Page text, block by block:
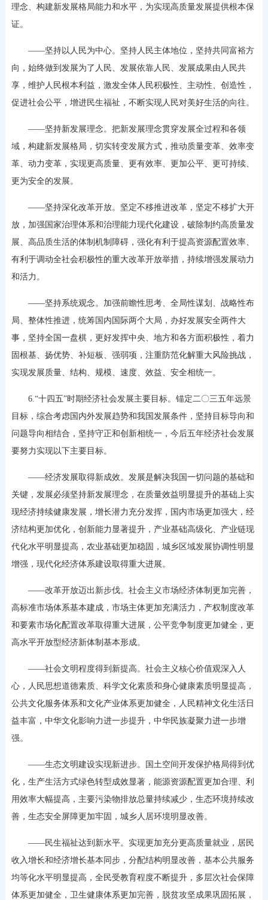
理念、构建新发展格局能力和水平，为实现高质量发展提供根本保
证。
——坚持以人民为中心。坚持人民主体地位，坚持共同富裕方
向，始终做到发展为了人民、发展依靠人民、发展成果由人民共
享，维护人民根本利益，激发全体人民积极性、主动性、创造性，
促进社会公平，增进民生福祉，不断实现人民对美好生活的向往。
——坚持新发展理念。把新发展理念贯穿发展全过程和各领
域，构建新发展格局，切实转变发展方式，推动质量变革、效率变
革、动力变革，实现更高质量、更有效率、更加公平、更可持续、
更为安全的发展。
——坚持深化改革开放。坚定不移推进改革，坚定不移扩大开
放，加强国家治理体系和治理能力现代化建设，破除制约高质量发
展、高品质生活的体制机制障碍，强化有利于提高资源配置效率、
有利于调动全社会积极性的重大改革开放举措，持续增强发展动力
和活力。
——坚持系统观念。加强前瞻性思考、全局性谋划、战略性布
局、整体性推进，统筹国内国际两个大局，办好发展安全两件大
事，坚持全国一盘棋，更好发挥中央、地方和各方面积极性，着力
固根基、扬优势、补短板、强弱项，注重防范化解重大风险挑战，
实现发展质量、结构、规模、速度、效益、安全相统一。
6.“十四五”时期经济社会发展主要目标。锚定二〇三五年远景
目标，综合考虑国内外发展趋势和我国发展条件，坚持目标导向和
问题导向相结合，坚持守正和创新相统一，今后五年经济社会发展
要努力实现以下主要目标。
——经济发展取得新成效。发展是解决我国一切问题的基础和
关键，发展必须坚持新发展理念，在质量效益明显提升的基础上实
现经济持续健康发展，增长潜力充分发挥，国内市场更加强大，经
济结构更加优化，创新能力显著提升，产业基础高级化、产业链现
代化水平明显提高，农业基础更加稳固，城乡区域发展协调性明显
增强，现代化经济体系建设取得重大进展。
——改革开放迈出新步伐。社会主义市场经济体制更加完善，
高标准市场体系基本建成，市场主体更加充满活力，产权制度改革
和要素市场化配置改革取得重大进展，公平竞争制度更加健全，更
高水平开放型经济新体制基本形成。
——社会文明程度得到新提高。社会主义核心价值观深入人
心，人民思想道德素质、科学文化素质和身心健康素质明显提高，
公共文化服务体系和文化产业体系更加健全，人民精神文化生活日
益丰富，中华文化影响力进一步提升，中华民族凝聚力进一步增
强。
——生态文明建设实现新进步。国土空间开发保护格局得到优
化，生产生活方式绿色转型成效显著，能源资源配置更加合理、利
用效率大幅提高，主要污染物排放总量持续减少，生态环境持续改
善，生态安全屏障更加牢固，城乡人居环境明显改善。
——民生福祉达到新水平。实现更加充分更高质量就业，居民
收入增长和经济增长基本同步，分配结构明显改善，基本公共服务
均等化水平明显提高，全民受教育程度不断提升，多层次社会保障
体系更加健全，卫生健康体系更加完善，脱贫攻坚成果巩固拓展，